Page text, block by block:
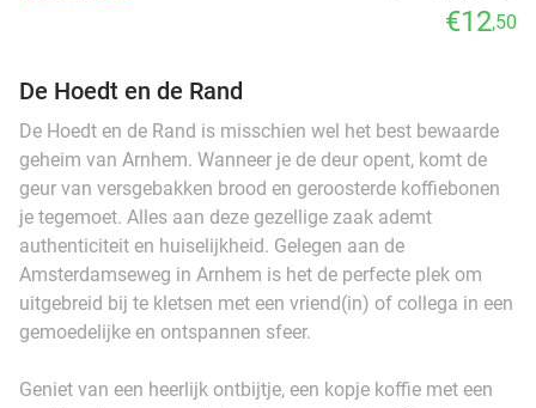
€12,50
De Hoedt en de Rand
De Hoedt en de Rand is misschien wel het best bewaarde
geheim van Arnhem. Wanneer je de deur opent, komt de
geur van versgebakken brood en geroosterde koffiebonen
je tegemoet. Alles aan deze gezellige zaak ademt
authenticiteit en huiselijkheid. Gelegen aan de
Amsterdamseweg in Arnhem is het de perfecte plek om
uitgebreid bij te kletsen met een vriend(in) of collega in een
gemoedelijke en ontspannen sfeer.
Geniet van een heerlijk ontbijtje, een kopje koffie met een